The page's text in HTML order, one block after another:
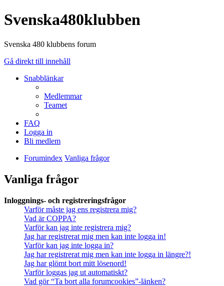
Svenska480klubben
Svenska 480 klubbens forum
Gå direkt till innehåll
Snabblänkar
Medlemmar
Teamet
FAQ
Logga in
Bli medlem
Forumindex Vanliga frågor
Vanliga frågor
Inloggnings- och registreringsfrågor
Varför måste jag ens registrera mig?
Vad är COPPA?
Varför kan jag inte registrera mig?
Jag har registrerat mig men kan inte logga in!
Varför kan jag inte logga in?
Jag har registrerat mig men kan inte logga in längre?!
Jag har glömt bort mitt lösenord!
Varför loggas jag ut automatiskt?
Vad gör “Ta bort alla forumcookies”-länken?